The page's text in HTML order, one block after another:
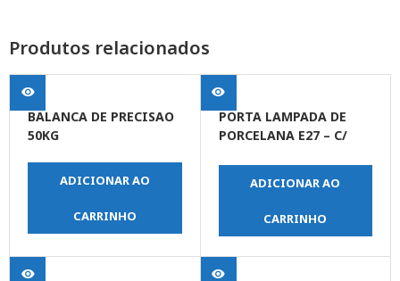
Produtos relacionados
BALANCA DE PRECISAO
50KG
ADICIONAR AO
CARRINHO
PORTA LAMPADA DE
PORCELANA E27 – C/
ADICIONAR AO
CARRINHO